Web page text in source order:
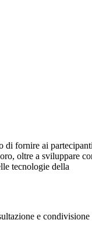
fornire ai
oltre a sviluppare
tecnologie della
e condivisione